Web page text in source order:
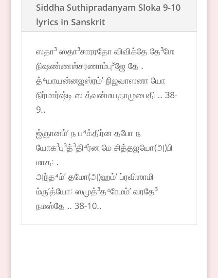
Siddha Suthipradanyam Sloka 9-10
lyrics in Sanskrit
ஸதா³ ஸதா³சாரரதோ விவிக்தே தே³ஶே
நிஷண்ணஶ்சரணாம்பு³ஜே தே .
த்⁴யாயன்னஜஸ்ரம்ʼ நிஜவாஸனா யோ
நிர்மார்ஷ்டி ஸ த்வன்மயதாமுபைதி .. 38-
9..
ஜ்ஞானம்ʼ ந ப⁴க்திர்ன தபோ ந
யோக³பு³த்³தி⁴ர்ன மே சித்தஜயோ(அ)பி
மாத꞉ .
அந்த⁴ம்ʼ தமோ(அ)ஹம்ʼ ப்ரவிஶாமி
ம்ருʼத்யோ꞉ ஸமுத்³த⁴ரேமம்ʼ வரதே³
நமஸ்தே .. 38-10..